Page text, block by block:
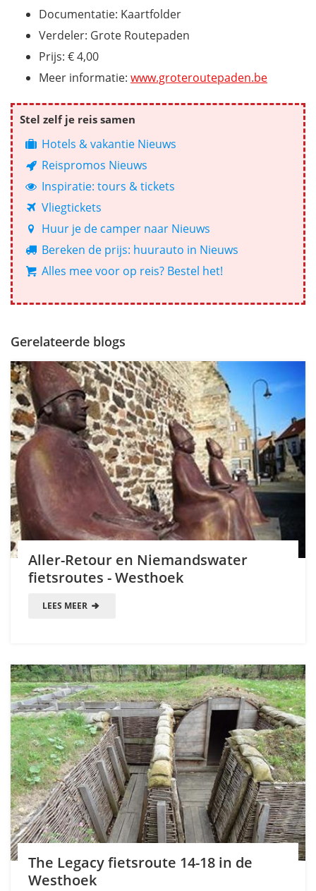
Documentatie: Kaartfolder
Verdeler: Grote Routepaden
Prijs: € 4,00
Meer informatie: www.groteroutepaden.be
Stel zelf je reis samen
Hotels & vakantie Nieuws
Reispromos Nieuws
Inspiratie: tours & tickets
Vliegtickets
Huur je de camper naar Nieuws
Bereken de prijs: huurauto in Nieuws
Alles mee voor op reis? Bestel het!
Gerelateerde blogs
Aller-Retour en Niemandswater
fietsroutes - Westhoek
LEES MEER
The Legacy fietsroute 14-18 in de
Westhoek